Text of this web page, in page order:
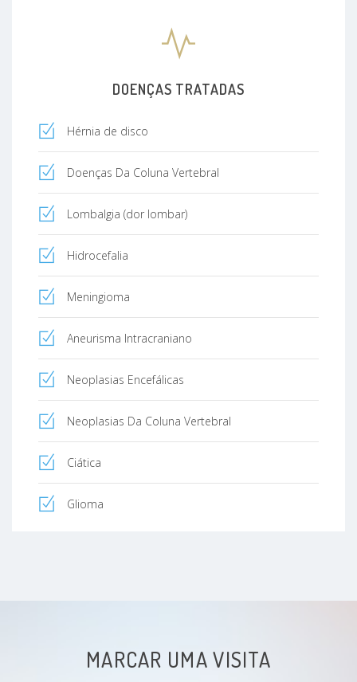
DOENÇAS TRATADAS
Hérnia de disco
Doenças Da Coluna Vertebral
Lombalgia (dor lombar)
Hidrocefalia
Meningioma
Aneurisma Intracraniano
Neoplasias Encefálicas
Neoplasias Da Coluna Vertebral
Ciática
Glioma
MARCAR UMA VISITA